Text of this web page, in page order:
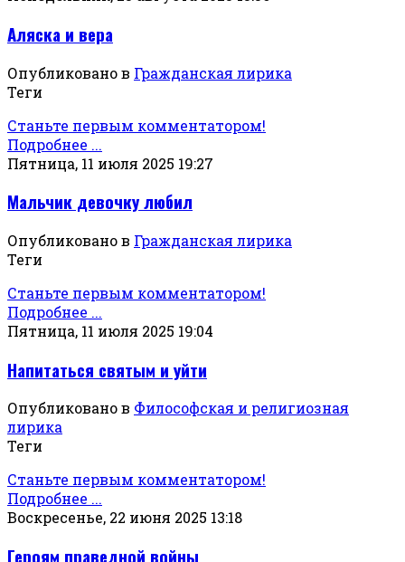
Аляска и вера
Опубликовано в Гражданская лирика
Теги
Станьте первым комментатором!
Подробнее ...
Пятница, 11 июля 2025 19:27
Мальчик девочку любил
Опубликовано в Гражданская лирика
Теги
Станьте первым комментатором!
Подробнее ...
Пятница, 11 июля 2025 19:04
Напитаться святым и уйти
Опубликовано в Философская и религиозная
лирика
Теги
Станьте первым комментатором!
Подробнее ...
Воскресенье, 22 июня 2025 13:18
Героям праведной войны